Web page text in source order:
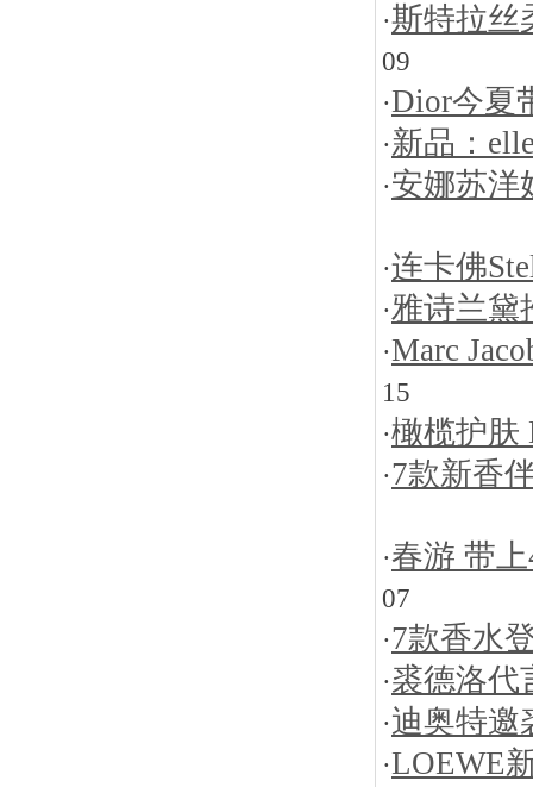
·斯特拉丝
09
·Dior今夏
·新品：
·安娜苏洋
·连卡佛
·雅诗兰黛
·Marc
15
·橄榄护肤
·7款新香
·春游 带
07
·7款香水
·裘德洛代
·迪奥特邀
·LOEWE